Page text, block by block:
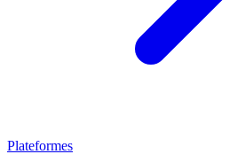
Plateformes